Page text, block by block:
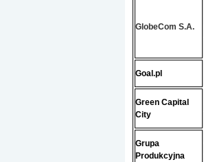
GlobeCom S.A.
Goal.pl
Green Capital
City
Grupa
Produkcyjna